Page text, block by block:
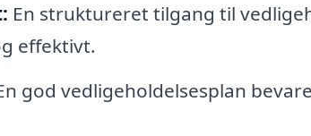
En struktureret tilgang til
effektivt.
god vedligeholdelsesplan